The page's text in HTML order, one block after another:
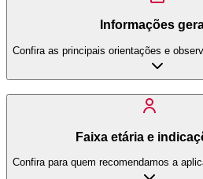
Informações
Confira as principais orientações e
Faixa etária e
Confira para quem recomendamos a